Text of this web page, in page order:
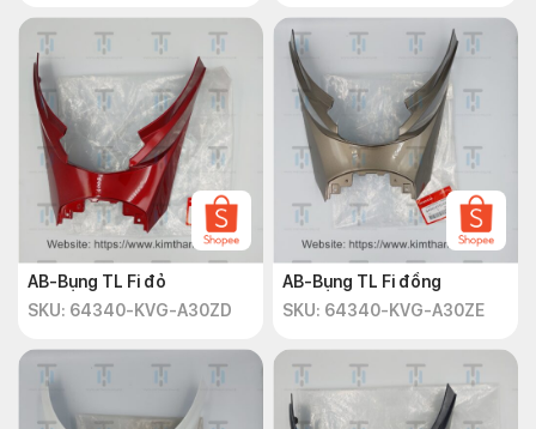
AB-Bụng TL Fi đỏ
SKU: 64340-KVG-A30ZD
AB-Bụng TL Fi đồng
SKU: 64340-KVG-A30ZE